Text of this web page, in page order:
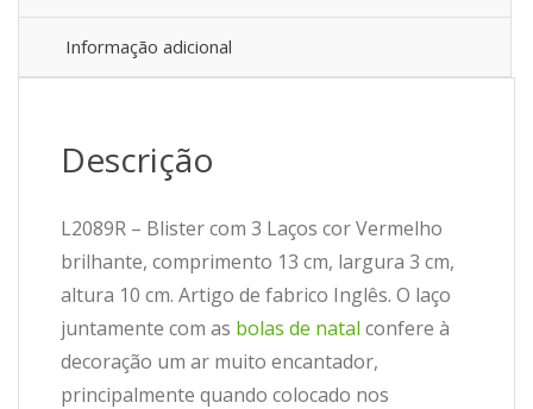
Informação adicional
Descrição
L2089R – Blister com 3 Laços cor Vermelho
brilhante, comprimento 13 cm, largura 3 cm,
altura 10 cm. Artigo de fabrico Inglês. O laço
juntamente com as bolas de natal confere à
decoração um ar muito encantador,
principalmente quando colocado nos